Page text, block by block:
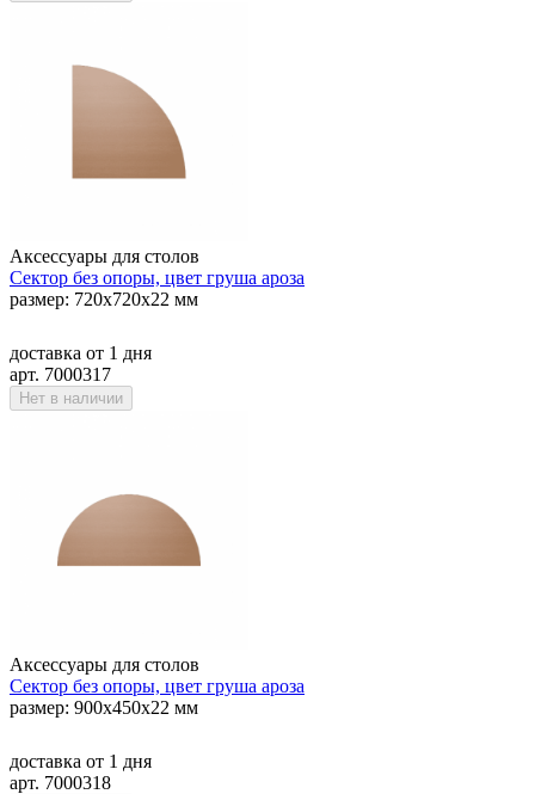
Аксессуары для столов
Сектор без опоры, цвет груша ароза
размер: 720х720х22 мм
доставка от 1 дня
арт. 7000317
Нет в наличии
Аксессуары для столов
Сектор без опоры, цвет груша ароза
размер: 900х450х22 мм
доставка от 1 дня
арт. 7000318